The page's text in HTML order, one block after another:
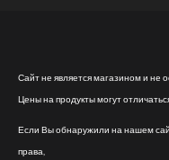
Сайт не является магазином и не
Цены на продукты могут
Если Вы обнаружили на нашем
права,